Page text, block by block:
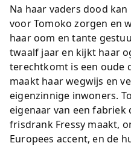
Na haar vaders dood
voor Tomoko zorgen en
haar oom en tante
twaalf jaar en kijkt haar
terechtkomt is een oude
maakt haar wegwijs en
eigenzinnige inwoners.
eigenaar van een
frisdrank Fressy maakt,
Europees accent, en de